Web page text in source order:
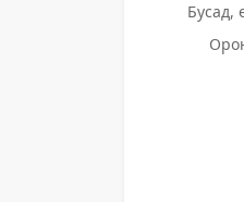
Бусад,